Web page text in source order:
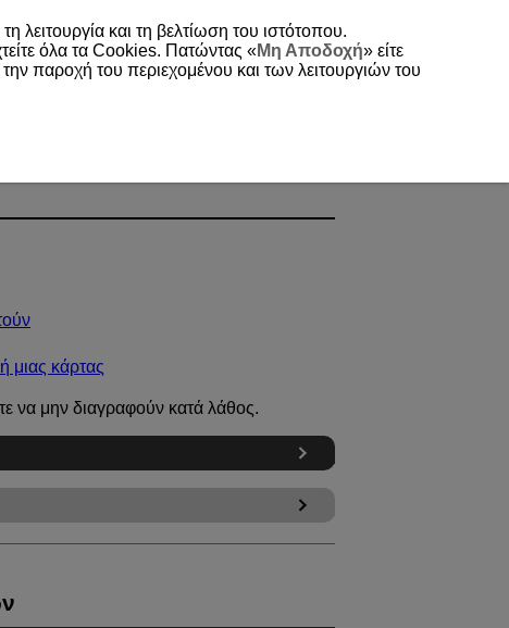
μιας κάρτας
να μην διαγραφούν κατά λάθος.
λειτουργία και τη βελτίωση του ιστότοπου.
όλα τα Cookies. Πατώντας «Μη Αποδοχή» είτε
παροχή του περιεχομένου και των λειτουργιών του